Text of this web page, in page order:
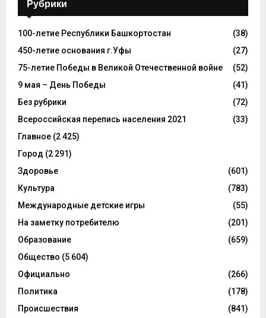
Рубрики
100-летие Республики Башкортостан
(38)
450-летие основания г.Уфы
(27)
75-летие Победы в Великой Отечественной войне
(52)
9 мая – День Победы
(41)
Без рубрики
(72)
Всероссийская перепись населения 2021
(33)
Главное (2 425)
Город (2 291)
Здоровье
(601)
Культура
(783)
Международные детские игры
(55)
На заметку потребителю
(201)
Образование
(659)
Общество (5 604)
Официально
(266)
Политика
(178)
Происшествия
(841)